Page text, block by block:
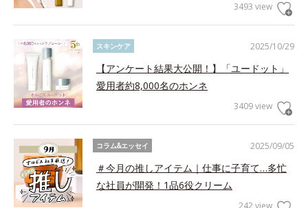
3493 view
2025/10/29
スキンケア
【アンケート結果大公開！】「ユードット」
愛用者約8,000名のホンネ
3409 view
2025/09/05
コラム&エッセイ
＃今月の推しアイテム｜仕事に子育て…多忙
な社員が開発！1品6役クリーム
242 view